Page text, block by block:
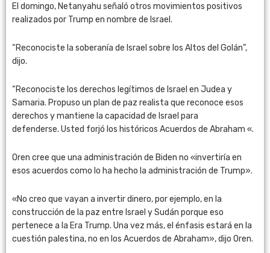
El domingo, Netanyahu señaló otros movimientos positivos
realizados por Trump en nombre de Israel.
“Reconociste la soberanía de Israel sobre los Altos del Golán”,
dijo.
“Reconociste los derechos legítimos de Israel en Judea y
Samaria. Propuso un plan de paz realista que reconoce esos
derechos y mantiene la capacidad de Israel para
defenderse. Usted forjó los históricos Acuerdos de Abraham «.
Oren cree que una administración de Biden no «invertiría en
esos acuerdos como lo ha hecho la administración de Trump».
«No creo que vayan a invertir dinero, por ejemplo, en la
construcción de la paz entre Israel y Sudán porque eso
pertenece a la Era Trump. Una vez más, el énfasis estará en la
cuestión palestina, no en los Acuerdos de Abraham», dijo Oren.